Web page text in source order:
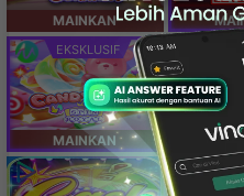
MAINKAN
EKSKLUSIF
MAINKAN